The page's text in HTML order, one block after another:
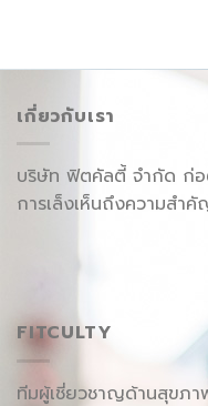
เกี่ยวกับเรา
บริษัท ฟิตคัลตี้ จำกัด ก่
การเล็งเห็นถึงความสำ
FITCULTY
ทีมผู้เชี่ยวชาญด้านสุขภ